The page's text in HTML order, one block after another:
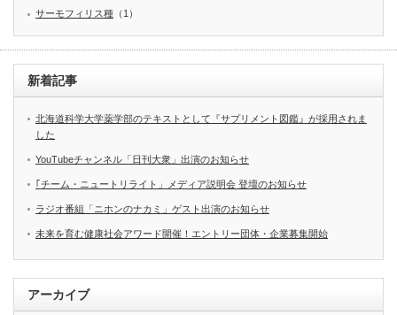
サーモフィリス種 （1）
新着記事
北海道科学大学薬学部のテキストとして『サプリメント図鑑』が採用されま
した
YouTubeチャンネル「日刊大衆」出演のお知らせ
｢チーム・ニュートリライト」メディア説明会 登壇のお知らせ
ラジオ番組「ニホンのナカミ」ゲスト出演のお知らせ
未来を育む健康社会アワード開催！エントリー団体・企業募集開始
アーカイブ